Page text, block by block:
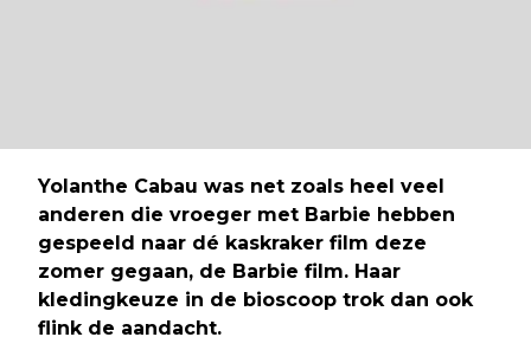
Yolanthe Cabau was net zoals heel veel
anderen die vroeger met Barbie hebben
gespeeld naar dé kaskraker film deze
zomer gegaan, de Barbie film. Haar
kledingkeuze in de bioscoop trok dan ook
flink de aandacht.